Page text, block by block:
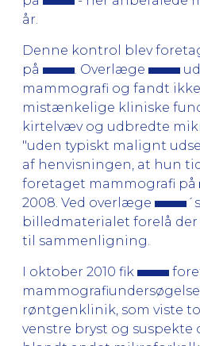
år.
Denne kontrol blev
på
. Overlæge
mammografi og fandt
mistænkelige kliniske
kirtelvæv og udbredte
"uden typiskt malignt
af henvisningen, at hun
foretaget mammografi på
2008. Ved overlæge
billedmaterialet forelå
til sammenligning.
I oktober 2010 fik
røntgenklinik, som viste
venstre bryst og suspekte